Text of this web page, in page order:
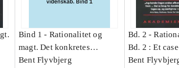
Bind 1 - Rationalitet og
magt. Det konkretes
videnskab. Bind 1
Bent Flyvbjerg
Bd. 2 -
Bd. 2 : Et
studie af
Bent